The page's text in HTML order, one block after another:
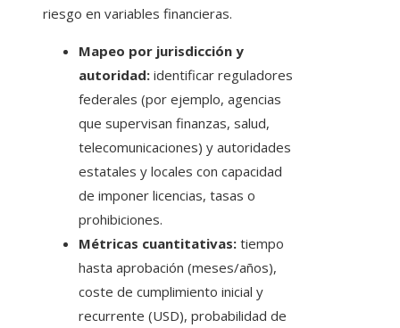
riesgo en variables financieras.
Mapeo por jurisdicción y
autoridad: identificar reguladores
federales (por ejemplo, agencias
que supervisan finanzas, salud,
telecomunicaciones) y autoridades
estatales y locales con capacidad
de imponer licencias, tasas o
prohibiciones.
Métricas cuantitativas: tiempo
hasta aprobación (meses/años),
coste de cumplimiento inicial y
recurrente (USD), probabilidad de